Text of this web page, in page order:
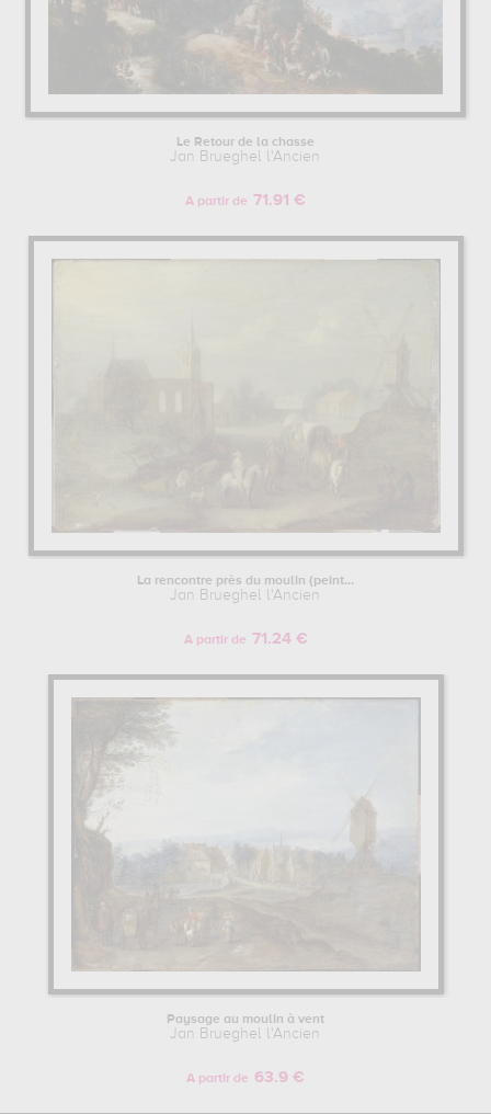
Le Retour de la chasse
Jan Brueghel l'Ancien
A partir de 71.91 €
La rencontre près du moulin (peint...
Jan Brueghel l'Ancien
A partir de 71.24 €
Paysage au moulin à vent
Jan Brueghel l'Ancien
A partir de 63.9 €